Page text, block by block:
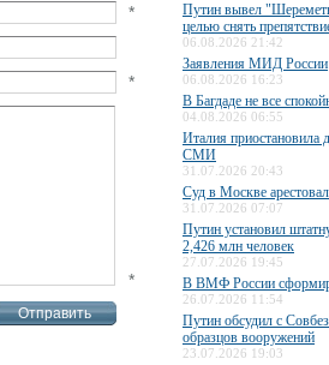
*
*
*
Путин вывел
целью снять
06.08.2026 21:42
Заявления МИД России
06.08.2026 16:23
В Багдаде не все
04.08.2026 06:55
Италия приостановила
СМИ
31.07.2026 20:43
Суд в Москве
31.07.2026 07:07
Путин установил
2,426 млн человек
27.07.2026 19:45
В ВМФ России
26.07.2026 11:54
Путин обсудил с
образцов вооружений
23.07.2026 19:03